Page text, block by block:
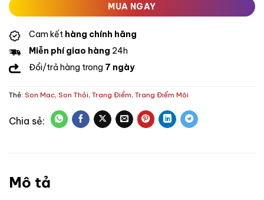
MUA NGAY
Cam kết hàng chính hãng
Miễn phí giao hàng 24h
Đổi/trả hàng trong 7 ngày
Thẻ: Son Mac, Son Thỏi, Trang Điểm, Trang Điểm Môi
Mô tả